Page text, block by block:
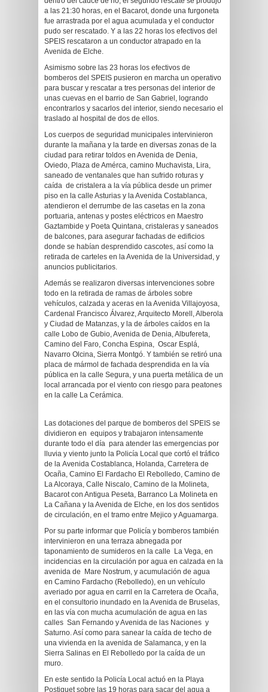
a las 21:30 horas, en el Bacarot, donde una furgoneta
fue arrastrada por el agua acumulada y el conductor
pudo ser rescatado. Y a las 22 horas los efectivos del
SPEIS rescataron a un conductor atrapado en la
Avenida de Elche.
Asimismo sobre las 23 horas los efectivos de
bomberos del SPEIS pusieron en marcha un operativo
para buscar y rescatar a tres personas del interior de
unas cuevas en el barrio de San Gabriel, logrando
encontrarlos y sacarlos del interior, siendo necesario el
traslado al hospital de dos de ellos.
Los cuerpos de seguridad municipales intervinieron
durante la mañana y la tarde en diversas zonas de la
ciudad para retirar toldos en Avenida de Denia,
Oviedo, Plaza de Amérca, camino Muchavista, Lira,
saneado de ventanales que han sufrido roturas y
caída de cristalera a la vía pública desde un primer
piso en la calle Asturias y la Avenida Costablanca,
atendieron el derrumbe de las casetas en la zona
portuaria, antenas y postes eléctricos en Maestro
Gaztambide y Poeta Quintana, cristaleras y saneados
de balcones, para asegurar fachadas de edificios
donde se habían desprendido cascotes, así como la
retirada de carteles en la Avenida de la Universidad, y
anuncios publicitarios.
Además se realizaron diversas intervenciones sobre
todo en la retirada de ramas de árboles sobre
vehículos, calzada y aceras en la Avenida Villajoyosa,
Cardenal Francisco Álvarez, Arquitecto Morell, Alberola
y Ciudad de Matanzas, y la de árboles caídos en la
calle Lobo de Gubio, Avenida de Denia, Albufereta,
Camino del Faro, Concha Espina, Oscar Esplá,
Navarro Olcina, Sierra Montgó. Y también se retiró una
placa de mármol de fachada desprendida en la vía
pública en la calle Segura, y una puerta metálica de un
local arrancada por el viento con riesgo para peatones
en la calle La Cerámica.
Las dotaciones del parque de bomberos del SPEIS se
dividieron en equipos y trabajaron intensamente
durante todo el día para atender las emergencias por
lluvia y viento junto la Policía Local que cortó el tráfico
de la Avenida Costablanca, Holanda, Carretera de
Ocaña, Camino El Fardacho El Rebolledo, Camino de
La Alcoraya, Calle Niscalo, Camino de la Molineta,
Bacarot con Antigua Peseta, Barranco La Molineta en
La Cañana y la Avenida de Elche, en los dos sentidos
de circulación, en el tramo entre Mejico y Aguamarga.
Por su parte informar que Policía y bomberos también
intervinieron en una terraza abnegada por
taponamiento de sumideros en la calle La Vega, en
incidencias en la circulación por agua en calzada en la
avenida de Mare Nostrum, y acumulación de agua
en Camino Fardacho (Rebolledo), en un vehículo
averiado por agua en carril en la Carretera de Ocaña,
en el consultorio inundado en la Avenida de Bruselas,
en las vía con mucha acumulación de agua en las
calles San Fernando y Avenida de las Naciones y
Saturno. Así como para sanear la caída de techo de
una vivienda en la avenida de Salamanca, y en la
Sierra Salinas en El Rebolledo por la caída de un
muro.
En este sentido la Policía Local actuó en la Playa
Postiguet sobre las 19 horas para sacar del agua a